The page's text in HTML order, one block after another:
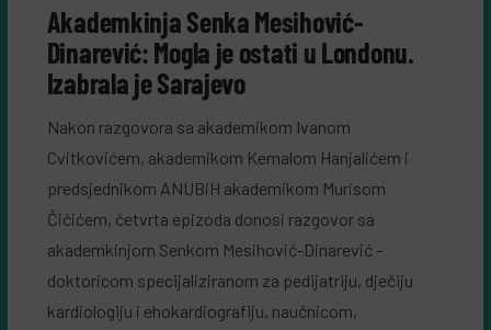
Akademkinja Senka Mesihović-
Dinarević: Mogla je ostati u Londonu.
Izabrala je Sarajevo
Nakon razgovora sa akademikom Ivanom
Cvitkovićem, akademikom Kemalom Hanjalićem i
predsjednikom ANUBiH akademikom Murisom
Čičićem, četvrta epizoda donosi razgovor sa
akademkinjom Senkom Mesihović-Dinarević –
doktoricom specijaliziranom za pedijatriju, dječiju
kardiologiju i ehokardiografiju, naučnicom,